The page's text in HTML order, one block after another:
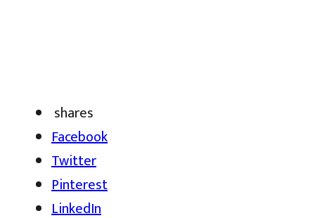
shares
Facebook
Twitter
Pinterest
LinkedIn